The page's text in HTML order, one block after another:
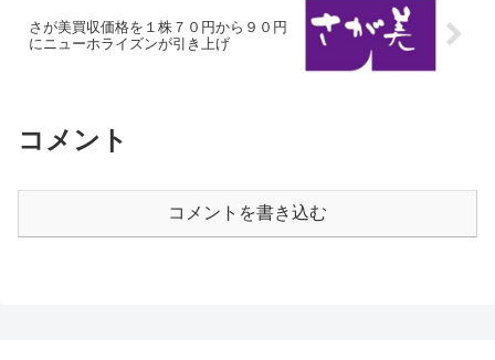
さが美買収価格を１株７０円から９０円
にニューホライズンが引き上げ
コメント
コメントを書き込む